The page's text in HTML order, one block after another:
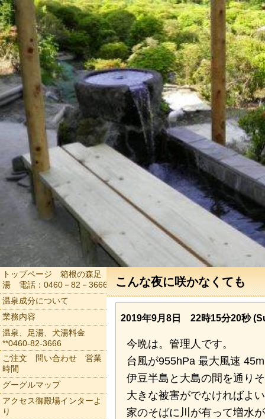
こんな夜に咲かなくても
2019年9月8日 22時15分20秒
今晩は。管理人です。
台風が955hPa 最大風速
伊豆半島と大島の間を通り
大きな被害がでなければよ
家のそばに川が有って増水
トップページ 箱根の森足
湯 電話：0460－82－3666
温泉成分について
業務内容
温泉、足湯、犬湯料金
**0460-82-3666
ご注文 問い合わせ 営業
時間
グーグルマップ
アクセス御殿場インターよ
り